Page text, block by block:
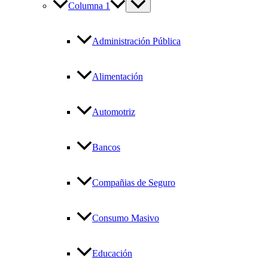
Columna 1
Administración Pública
Alimentación
Automotriz
Bancos
Compañias de Seguro
Consumo Masivo
Educación